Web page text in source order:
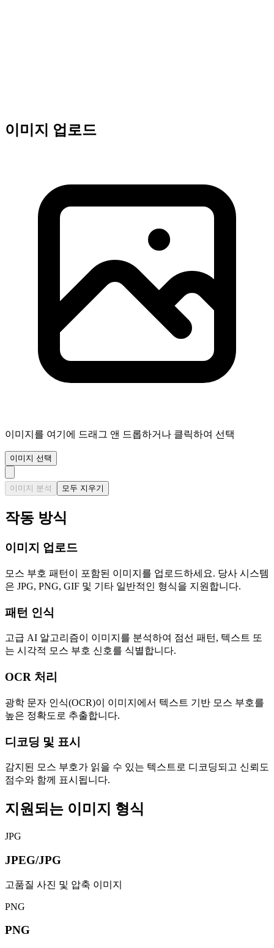
이미지 업로드
이미지를 여기에 드래그 앤 드롭하거나 클릭하여 선택
이미지 선택
이미지 분석 모두 지우기
작동 방식
이미지 업로드
모스 부호 패턴이 포함된 이미지를 업로드하세요. 당사 시스템
은 JPG, PNG, GIF 및 기타 일반적인 형식을 지원합니다.
패턴 인식
고급 AI 알고리즘이 이미지를 분석하여 점선 패턴, 텍스트 또
는 시각적 모스 부호 신호를 식별합니다.
OCR 처리
광학 문자 인식(OCR)이 이미지에서 텍스트 기반 모스 부호를
높은 정확도로 추출합니다.
디코딩 및 표시
감지된 모스 부호가 읽을 수 있는 텍스트로 디코딩되고 신뢰도
점수와 함께 표시됩니다.
지원되는 이미지 형식
JPG
JPEG/JPG
고품질 사진 및 압축 이미지
PNG
PNG